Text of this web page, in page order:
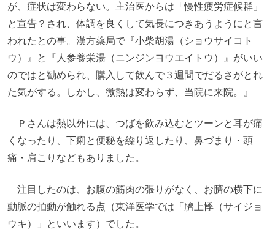
が、症状は変わらない。 主治医からは「慢性疲労症候群」
と宣告？され、体調を良くして気長につきあうようにと言
われたとの事。漢方薬局で『小柴胡湯（ショウサイコト
ウ）』と『人参養栄湯（ニンジンヨウエイトウ）』がいい
のではと勧められ、購入して飲んで３週間でだるさがとれ
た気がする。しかし、微熱は変わらず、当院に来院。』
Ｐさんは熱以外には、つばを飲み込むとツーンと耳が痛
くなったり、下痢と便秘を繰り返したり、鼻づまり・頭
痛・肩こりなどもありました。
注目したのは、お腹の筋肉の張りがなく、お臍の横下に
動脈の拍動が触れる点（東洋医学では「臍上悸（サイジョ
ウキ）」といいます）でした。